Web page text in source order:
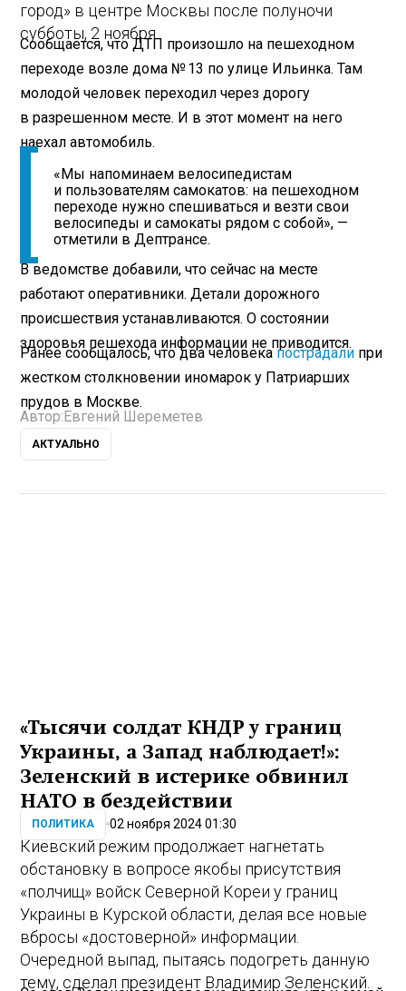
город» в центре Москвы после полуночи
субботы, 2 ноября.
Сообщается, что ДТП произошло на пешеходном
переходе возле дома № 13 по улице Ильинка. Там
молодой человек переходил через дорогу
в разрешенном месте. И в этот момент на него
наехал автомобиль.
«Мы напоминаем велосипедистам
и пользователям самокатов: на пешеходном
переходе нужно спешиваться и везти свои
велосипеды и самокаты рядом с собой», —
отметили в Дептрансе.
В ведомстве добавили, что сейчас на месте
работают оперативники. Детали дорожного
происшествия устанавливаются. О состоянии
здоровья пешехода информации не приводится.
Ранее сообщалось, что два человекапострадали при
жестком столкновении иномарок у Патриарших
прудов в Москве.
Автор: Евгений Шереметев
АКТУАЛЬНО
«Тысячи солдат КНДР у границ
Украины, а Запад наблюдает!»:
Зеленский в истерике обвинил
НАТО в бездействии
ПОЛИТИКА 02 ноября 2024 01:30
Киевский режим продолжает нагнетать
обстановку в вопросе якобы присутствия
«полчищ» войск Северной Кореи у границ
Украины в Курской области, делая все новые
вбросы «достоверной» информации.
Очередной выпад, пытаясь подогреть данную
тему, сделал президент Владимир Зеленский.